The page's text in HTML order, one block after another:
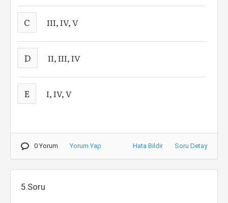
C III, IV, V
D II, III, IV
E I, IV, V
0 Yorum Yorum Yap Hata Bildir Soru Detay
5.Soru